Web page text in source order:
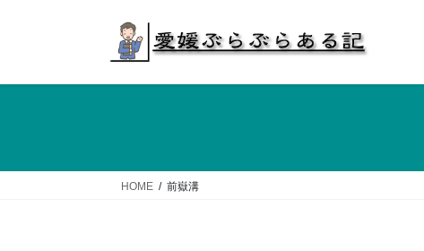
HOME 前嶽溝